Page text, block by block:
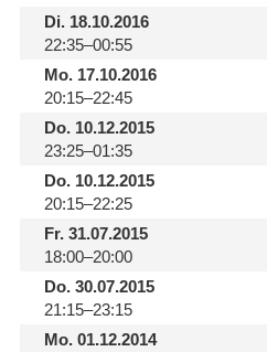
Di.18.10.2016
22:35–00:55
Mo.17.10.2016
20:15–22:45
Do.10.12.2015
23:25–01:35
Do.10.12.2015
20:15–22:25
Fr.31.07.2015
18:00–20:00
Do.30.07.2015
21:15–23:15
Mo.01.12.2014